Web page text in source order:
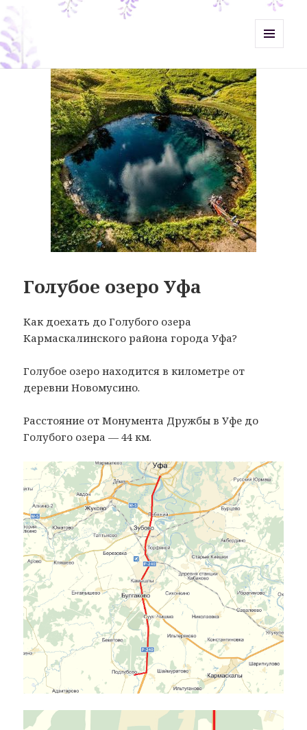
ВИДЖЕТЫ
Голубое озеро Уфа
Как доехать до Голубого озера
Кармаскалинского района города Уфа?
Голубое озеро находится в километре от
деревни Новомусино.
Расстояние от Монумента Дружбы в Уфе до
Голубого озера — 44 км.